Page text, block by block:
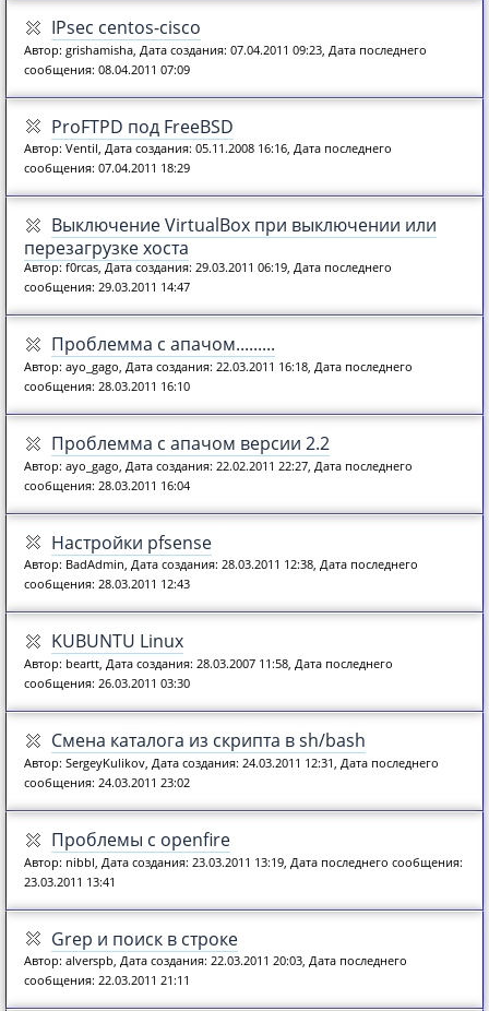
IPsec centos-cisco
Автор: grishamisha, Дата создания: 07.04.2011 09:23, Дата последнего
сообщения: 08.04.2011 07:09
ProFTPD под FreeBSD
Автор: Ventil, Дата создания: 05.11.2008 16:16, Дата последнего
сообщения: 07.04.2011 18:29
Выключение VirtualBox при выключении или
перезагрузке хоста
Автор: f0rcas, Дата создания: 29.03.2011 06:19, Дата последнего
сообщения: 29.03.2011 14:47
Проблемма с апачом.........
Автор: ayo_gago, Дата создания: 22.03.2011 16:18, Дата последнего
сообщения: 28.03.2011 16:10
Проблемма с апачом версии 2.2
Автор: ayo_gago, Дата создания: 22.02.2011 22:27, Дата последнего
сообщения: 28.03.2011 16:04
Настройки pfsense
Автор: BadAdmin, Дата создания: 28.03.2011 12:38, Дата последнего
сообщения: 28.03.2011 12:43
KUBUNTU Linux
Автор: beartt, Дата создания: 28.03.2007 11:58, Дата последнего
сообщения: 26.03.2011 03:30
Смена каталога из скрипта в sh/bash
Автор: SergeyKulikov, Дата создания: 24.03.2011 12:31, Дата последнего
сообщения: 24.03.2011 23:02
Проблемы с openfire
Автор: nibbl, Дата создания: 23.03.2011 13:19, Дата последнего сообщения:
23.03.2011 13:41
Grep и поиск в строке
Автор: alverspb, Дата создания: 22.03.2011 20:03, Дата последнего
сообщения: 22.03.2011 21:11